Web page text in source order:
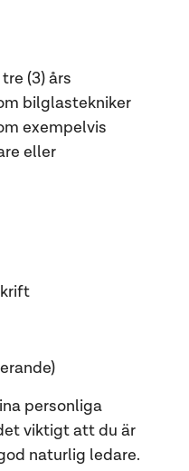
(3) års
bilglastekniker
exempelvis
eller
personliga
viktigt att du är
naturlig ledare.